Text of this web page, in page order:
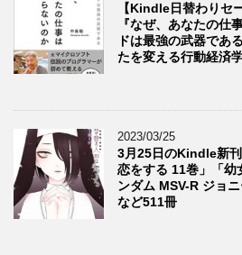
【Kindle日替わりセ
『なぜ、あなたの仕
ドは最強の武器であ
たを変える行動経済
2023/03/25
3月25日のKindle新
恋をする 11巻」「幼
ンダム MSV-R ジョ
など511冊